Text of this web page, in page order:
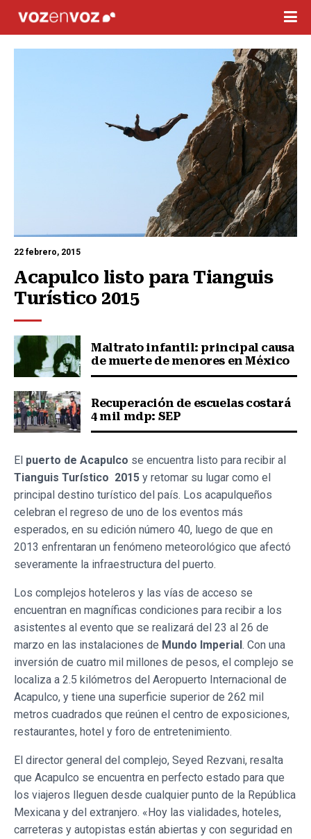
22 febrero, 2015
Acapulco listo para Tianguis
Turístico 2015
Maltrato infantil: principal causa
de muerte de menores en México
Recuperación de escuelas costará
4 mil mdp: SEP
El puerto de Acapulco se encuentra listo para recibir al
Tianguis Turístico 2015 y retomar su lugar como el
principal destino turístico del país. Los acapulqueños
celebran el regreso de uno de los eventos más
esperados, en su edición número 40, luego de que en
2013 enfrentaran un fenómeno meteorológico que afectó
severamente la infraestructura del puerto.
Los complejos hoteleros y las vías de acceso se
encuentran en magníficas condiciones para recibir a los
asistentes al evento que se realizará del 23 al 26 de
marzo en las instalaciones de Mundo Imperial. Con una
inversión de cuatro mil millones de pesos, el complejo se
localiza a 2.5 kilómetros del Aeropuerto Internacional de
Acapulco, y tiene una superficie superior de 262 mil
metros cuadrados que reúnen el centro de exposiciones,
restaurantes, hotel y foro de entretenimiento.
El director general del complejo, Seyed Rezvani, resalta
que Acapulco se encuentra en perfecto estado para que
los viajeros lleguen desde cualquier punto de la República
Mexicana y del extranjero. «Hoy las vialidades, hoteles,
carreteras y autopistas están abiertas y con seguridad en